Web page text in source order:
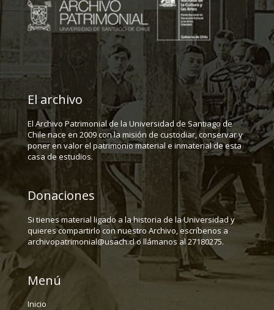
El archivo
El Archivo Patrimonial de la Universidad de Santiago de
Chile nace en 2009 con la misión de custodiar, conservar y
poner en valor el patrimonio material e inmaterial de esta
casa de estudios.
Donaciones
Si tienes material ligado a la historia de la Universidad y
quieres compartirlo con nuestro Archivo, escríbenos a
archivopatrimonial@usach.cl o llámanos al 27180275.
Menú
Inicio